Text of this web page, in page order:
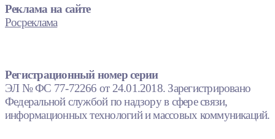
Реклама на сайте
Росреклама
Регистрационный номер серии
ЭЛ № ФС 77-72266 от 24.01.2018. Зарегистрировано
Федеральной службой по надзору в сфере связи,
информационных технологий и массовых коммуникаций.